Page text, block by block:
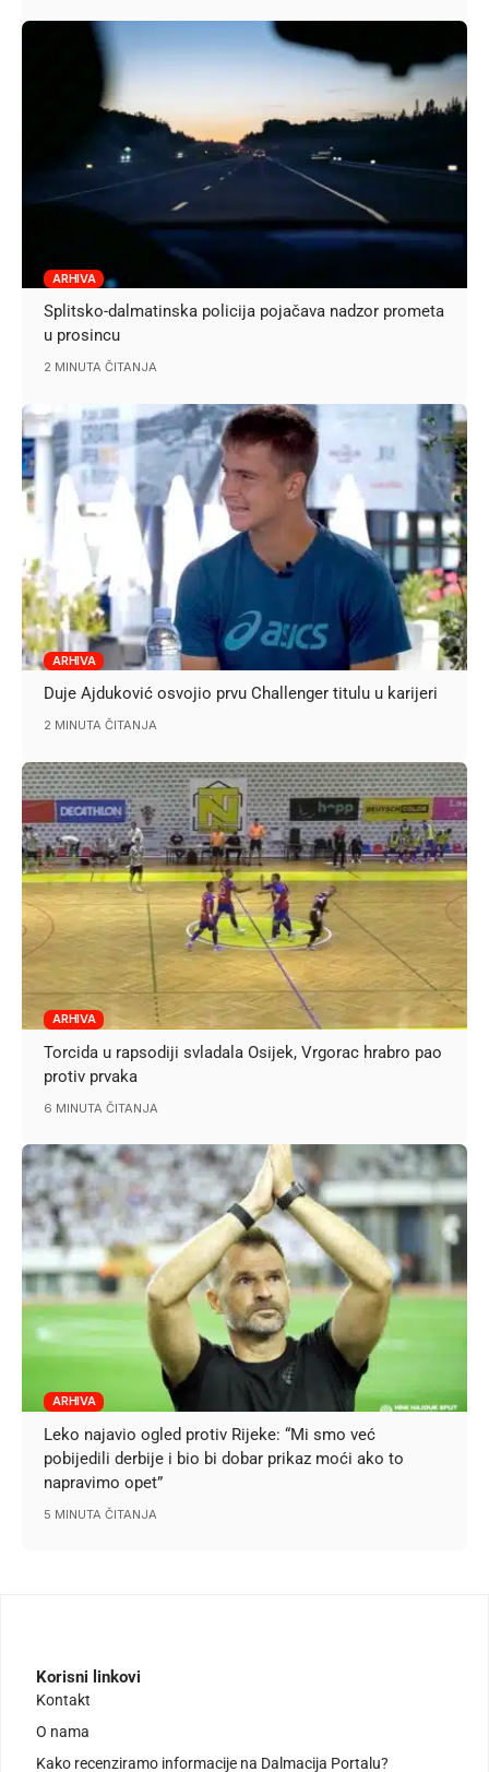
ARHIVA
Splitsko-dalmatinska policija pojačava nadzor prometa
u prosincu
2 MINUTA ČITANJA
ARHIVA
Duje Ajduković osvojio prvu Challenger titulu u karijeri
2 MINUTA ČITANJA
ARHIVA
Torcida u rapsodiji svladala Osijek, Vrgorac hrabro pao
protiv prvaka
6 MINUTA ČITANJA
ARHIVA
Leko najavio ogled protiv Rijeke: “Mi smo već
pobijedili derbije i bio bi dobar prikaz moći ako to
napravimo opet”
5 MINUTA ČITANJA
Korisni linkovi
Kontakt
O nama
Kako recenziramo informacije na Dalmacija Portalu?